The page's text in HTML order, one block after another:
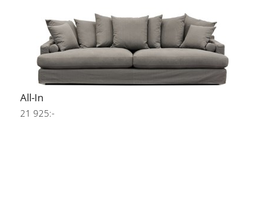
All-In
21 925:-